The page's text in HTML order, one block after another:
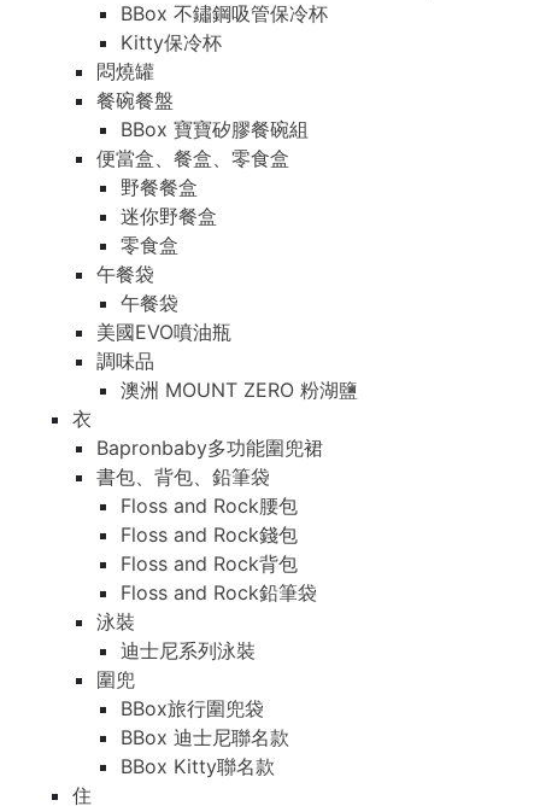
BBox 不鏽鋼吸管保冷杯
Kitty保冷杯
悶燒罐
餐碗餐盤
BBox 寶寶矽膠餐碗組
便當盒、餐盒、零食盒
野餐餐盒
迷你野餐盒
零食盒
午餐袋
午餐袋
美國EVO噴油瓶
調味品
澳洲 MOUNT ZERO 粉湖鹽
衣
Bapronbaby多功能圍兜裙
書包、背包、鉛筆袋
Floss and Rock腰包
Floss and Rock錢包
Floss and Rock背包
Floss and Rock鉛筆袋
泳裝
迪士尼系列泳裝
圍兜
BBox旅行圍兜袋
BBox 迪士尼聯名款
BBox Kitty聯名款
住